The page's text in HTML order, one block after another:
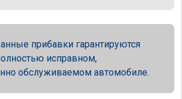
прибавки гарантируются
исправном,
обслуживаемом автомобиле.